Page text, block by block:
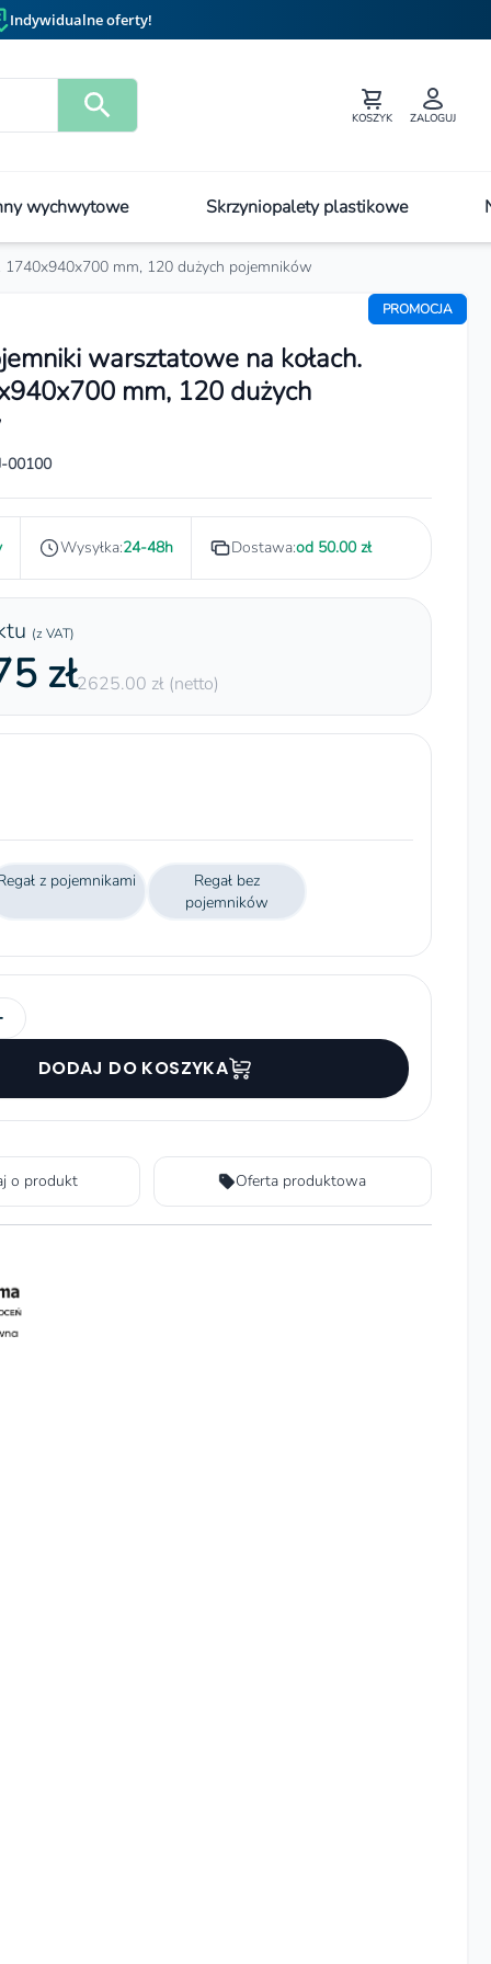
Indywidualne oferty!
KOSZYK ZALOGUJ
wychwytowe Skrzyniopalety plastikowe
1740x940x700 mm, 120 dużych pojemników
PROMOCJA
warsztatowe na kołach.
mm, 120 dużych
00100
Wysyłka:24-48h Dostawa:od 50.00 zł
(z VAT)
zł2625.00 zł (netto)
z pojemnikami
Regał bez
pojemników
DODAJ DO KOSZYKA
o produkt Oferta produktowa